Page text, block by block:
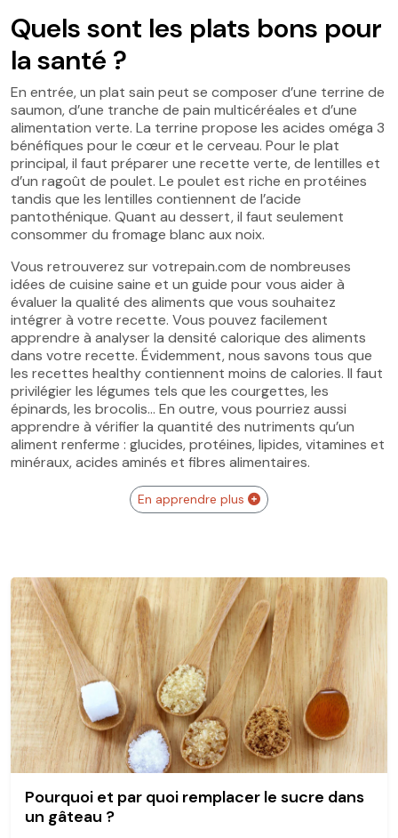
Quels sont les plats bons pour
la santé ?
En entrée, un plat sain peut se composer d’une terrine de
saumon, d’une tranche de pain multicéréales et d’une
alimentation verte. La terrine propose les acides oméga 3
bénéfiques pour le cœur et le cerveau. Pour le plat
principal, il faut préparer une recette verte, de lentilles et
d’un ragoût de poulet. Le poulet est riche en protéines
tandis que les lentilles contiennent de l’acide
pantothénique. Quant au dessert, il faut seulement
consommer du fromage blanc aux noix.
Vous retrouverez sur votrepain.com de nombreuses
idées de cuisine saine et un guide pour vous aider à
évaluer la qualité des aliments que vous souhaitez
intégrer à votre recette. Vous pouvez facilement
apprendre à analyser la densité calorique des aliments
dans votre recette. Évidemment, nous savons tous que
les recettes healthy contiennent moins de calories. Il faut
privilégier les légumes tels que les courgettes, les
épinards, les brocolis… En outre, vous pourriez aussi
apprendre à vérifier la quantité des nutriments qu’un
aliment renferme : glucides, protéines, lipides, vitamines et
minéraux, acides aminés et fibres alimentaires.
En apprendre plus
Pourquoi et par quoi remplacer le sucre dans
un gâteau ?